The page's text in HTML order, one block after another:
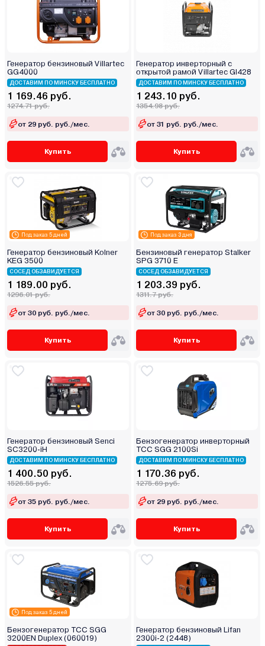
Генератор бензиновый Villartec
GG4000
ДОСТАВИМ ПО МИНСКУ БЕСПЛАТНО
1 169.46 руб.
1274.71 руб.
от 29 руб. руб./мес.
Купить
Генератор инверторный с
открытой рамой Villartec GI428
ДОСТАВИМ ПО МИНСКУ БЕСПЛАТНО
1 243.10 руб.
1354.98 руб.
от 31 руб. руб./мес.
Купить
Под заказ 5 дней
Генератор бензиновый Kolner
KEG 3500
СОСЕД ОБЗАВИДУЕТСЯ
1 189.00 руб.
1296.01 руб.
от 30 руб. руб./мес.
Купить
Под заказ 3 дня
Бензиновый генератор Stalker
SPG 3710 E
СОСЕД ОБЗАВИДУЕТСЯ
1 203.39 руб.
1311.7 руб.
от 30 руб. руб./мес.
Купить
Генератор бензиновый Senci
SC3200-iН
ДОСТАВИМ ПО МИНСКУ БЕСПЛАТНО
1 400.50 руб.
1526.55 руб.
от 35 руб. руб./мес.
Купить
Бензогенератор инверторный
ТСС SGG 2100Si
ДОСТАВИМ ПО МИНСКУ БЕСПЛАТНО
1 170.36 руб.
1275.69 руб.
от 29 руб. руб./мес.
Купить
Под заказ 5 дней
Бензогенератор ТСС SGG
3200EN Duplex (060019)
Генератор бензиновый Lifan
2300i-2 (2448)